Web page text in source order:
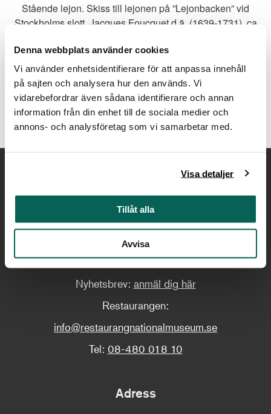
Denna webbplats använder cookies
Vi använder enhetsidentifierare för att anpassa innehåll
på sajten och analysera hur den används. Vi
vidarebefordrar även sådana identifierare och annan
information från din enhet till de sociala medier och
annons- och analysföretag som vi samarbetar med.
Visa detaljer
Tillåt alla
Avvisa
Stående lejon. Skiss till lejonen på ”Lejonbacken” vid
Stockholms slott, Jacques Foucquet d.ä. (1639-1731), ca
Spana in fler av alfabetets bokstäver och
"konstiga" ord.
08-519 544 51
E-post:info@nationalmuseum.se
Nyhetsbrev: anmäl dig här
Restaurangen:
info@restaurangnationalmuseum.se
Tel: 08-480 018 10
Adress